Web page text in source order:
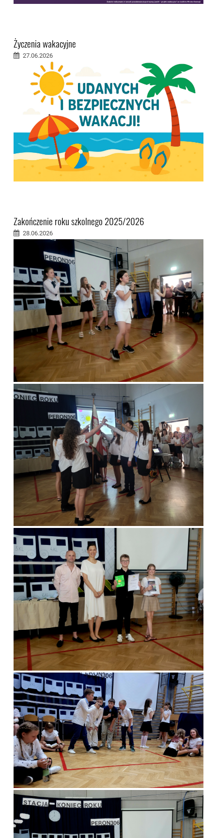
Życzenia wakacyjne
27.06.2026
Zakończenie roku szkolnego 2025/2026
28.06.2026